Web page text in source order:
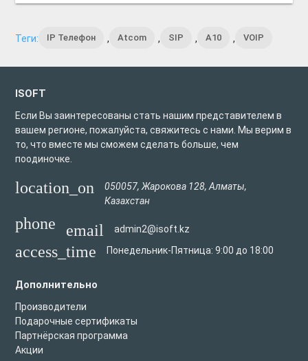
Теги: IP Телефон , Atcom , SIP , A10 , VOIP
ISOFT
Если Вы заинтересованы стать нашим представителем в
вашем регионе, пожалуйста, свяжитесь с нами. Мы верим в
то, что вместе мы сможем сделать больше, чем
поодиночке.
location_on 050057,Жарокова 128,Алматы,
Казахстан
phone email admin2@isoft.kz
access_time Понедельник-Пятница: 9:00 до 18:00
Дополнительно
Производители
Подарочные сертификаты
Партнёрская программа
Акции